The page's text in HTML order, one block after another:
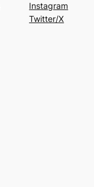
Instagram
Twitter/X